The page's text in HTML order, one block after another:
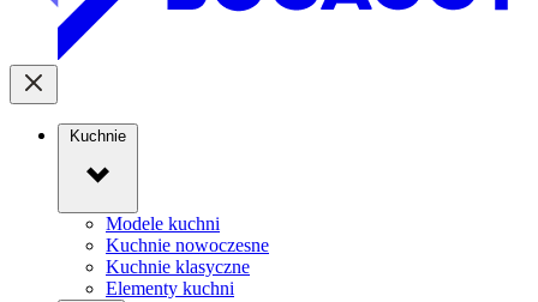
Kuchnie
Modele kuchni
Kuchnie nowoczesne
Kuchnie klasyczne
Elementy kuchni